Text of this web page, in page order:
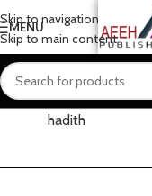
Skip to navigation
Skip to main content
MENU
Home
AboutProphetic
hadith